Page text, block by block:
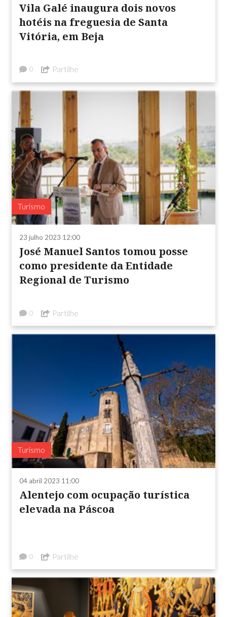
Vila Galé inaugura dois novos
hotéis na freguesia de Santa
Vitória, em Beja
0 Partilhe
Turismo
23 julho 2023 12:00
José Manuel Santos tomou posse
como presidente da Entidade
Regional de Turismo
0 Partilhe
Turismo
04 abril 2023 11:00
Alentejo com ocupação turística
elevada na Páscoa
0 Partilhe